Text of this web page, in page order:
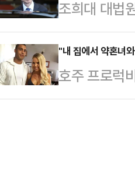
지검장 출신
의 후 기자
으로 삼겠다
의를 열고 진
을 두고 '꼬
히 임하라"
문화체육관
조희대 대법
혹'을 명분으
국정감사 증
자, 관망하던
박에 대한 국
"내 집에서 약혼녀
호주 프로럭
(31)가 4년